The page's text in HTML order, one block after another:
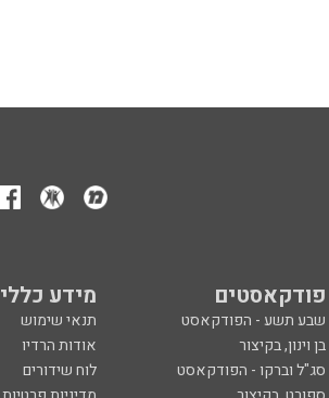
פודקאסטים מידע כללי
שבע תשע - הפודקאסט
תנאי שימוש
בן וינון, בקיצור
אודות הרדיו
סג"ל וברקו - הפודקאסט
לוח שידורים